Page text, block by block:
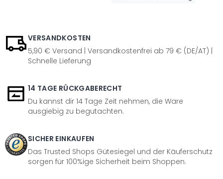
VERSANDKOSTEN
5,90 € Versand | Versandkostenfrei ab 79 € (DE/AT) |
Schnelle Lieferung
14 TAGE RÜCKGABERECHT
Du kannst dir 14 Tage Zeit nehmen, die Ware
ausgiebig zu begutachten.
SICHER EINKAUFEN
Das Trusted Shops Gütesiegel und der Käuferschutz
sorgen für 100%ige Sicherheit beim Shoppen.